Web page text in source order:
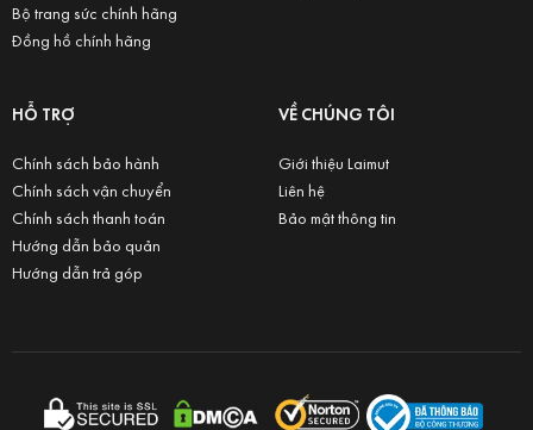
Bộ trang sức chính hãng
Đồng hồ chính hãng
HỖ TRỢ
Chính sách bảo hành
Chính sách vận chuyển
Chính sách thanh toán
Hướng dẫn bảo quản
Hướng dẫn trả góp
VỀ CHÚNG TÔI
Giới thiệu Laimut
Liên hệ
Bảo mật thông tin